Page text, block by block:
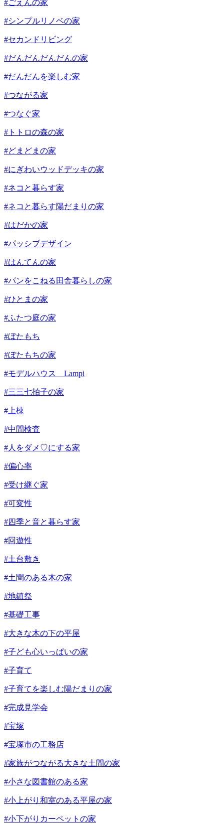
#ごえんの家
#シンプルリノベの家
#セカンドリビング
#だんだんだんだんの家
#だんだんを楽しむ家
#つながる家
#つなぐ家
#トトロの森の家
#どまどまの家
#にぎわいウッドデッキの家
#ネコと暮らす家
#ネコと暮らす陽だまりの家
#はだかの家
#パッシブデザイン
#はんてんの家
#パンをこねる田舎暮らしの家
#ひとまの家
#ふたつ庭の家
#ぼたもち
#ぼたもちの家
#モデルハウス Lampi
#三三七拍子の家
#上棟
#中間検査
#人をダメ♡にする家
#偏心率
#受け継ぐ家
#可変性
#四季と音と暮らす家
#回遊性
#土台敷き
#土間のある木の家
#地鎮祭
#基礎工事
#大きな木の下の平屋
#子ども心いっぱいの家
#子育て
#子育てを楽しむ陽だまりの家
#完成見学会
#宝塚
#宝塚市の工務店
#家族がつながる大きな土間の家
#小さな図書館のある家
#小上がり和室のある平屋の家
#小下がりカーペットの家